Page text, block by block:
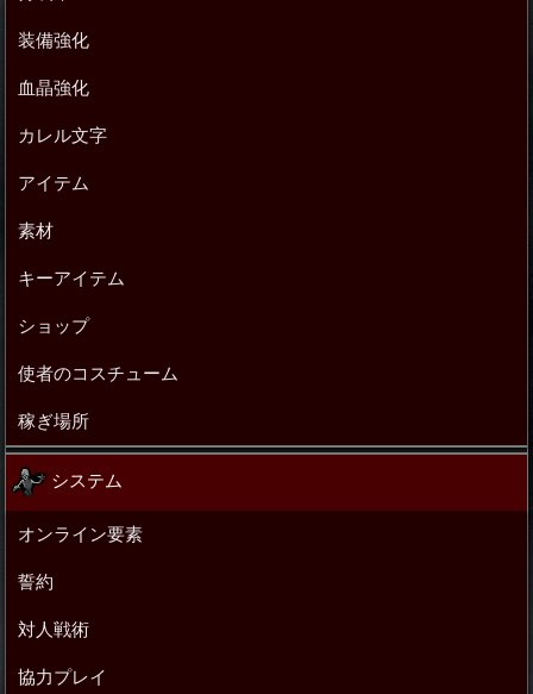
装備強化
血晶強化
カレル文字
アイテム
素材
キーアイテム
ショップ
使者のコスチューム
稼ぎ場所
システム
オンライン要素
誓約
対人戦術
協力プレイ